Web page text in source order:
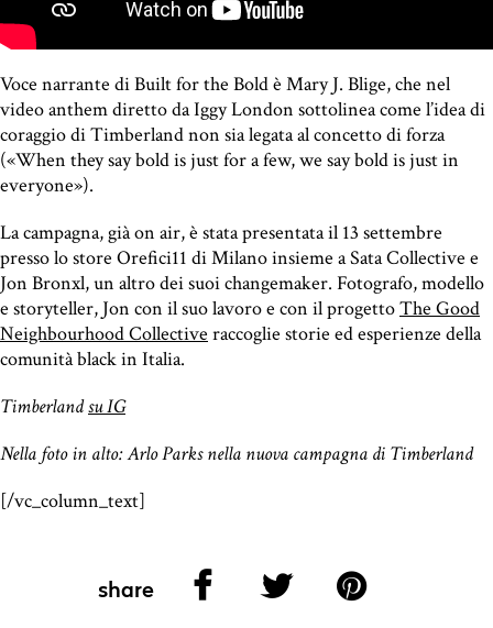
Voce narrante di Built for the Bold è Mary J. Blige, che nel
video anthem diretto da Iggy London sottolinea come l’idea di
coraggio di Timberland non sia legata al concetto di forza
(«When they say bold is just for a few, we say bold is just in
everyone»).
La campagna, già on air, è stata presentata il 13 settembre
presso lo store Orefici11 di Milano insieme a Sata Collective e
Jon Bronxl, un altro dei suoi changemaker. Fotografo, modello
e storyteller, Jon con il suo lavoro e con il progettoThe Good
Neighbourhood Collective raccoglie storie ed esperienze della
comunità black in Italia.
Timberlandsu IG
Nella foto in alto: Arlo Parks nella nuova campagna di Timberland
[/vc_column_text]
share